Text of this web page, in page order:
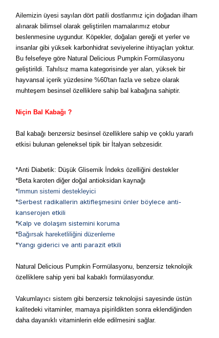
Ailemizin üyesi sayılan dört patili dostlarımız için doğadan ilham
alınarak bilimsel olarak geliştirilen mamalarımız etobur
beslenmesine uygundur. Köpekler, doğaları gereği et yerler ve
insanlar gibi yüksek karbonhidrat seviyelerine ihtiyaçları yoktur.
Bu felsefeye göre Natural Delicious Pumpkin Formülasyonu
geliştirildi. Tahılsız mama kategorisinde yer alan, yüksek bir
hayvansal içerik yüzdesine %60'tan fazla ve sebze olarak
muhteşem besinsel özelliklere sahip bal kabağına sahiptir.
Niçin Bal Kabağı ?
Bal kabağı benzersiz besinsel özelliklere sahip ve çoklu yararlı
etkisi bulunan geleneksel tipik bir İtalyan sebzesidir.
*Anti Diabetik: Düşük Glisemik İndeks özelliğini destekler
*Beta karoten diğer doğal antioksidan kaynağı
* Immun sistemi destekleyici
*Serbest radikallerin aktifleşmesini önler böylece anti-
kanserojen etkili
*Kalp ve dolaşım sistemini koruma
*Bağırsak hareketliliğini düzenleme
*Yangı giderici ve anti parazit etkili
Natural Delicious Pumpkin Formülasyonu, benzersiz teknolojik
özelliklere sahip yeni bal kabaklı formülasyondur.
Vakumlayıcı sistem gibi benzersiz teknolojisi sayesinde üstün
kalitedeki vitaminler, mamaya pişirildikten sonra eklendiğinden
daha dayanıklı vitaminlerin elde edilmesini sağlar.